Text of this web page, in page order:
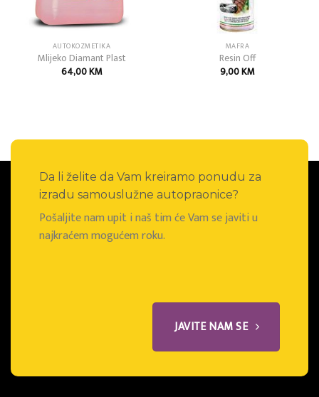
AUTOKOZMETIKA
Mlijeko Diamant Plast
64,00KM
MAFRA
Resin Off
9,00KM
Da li želite da Vam kreiramo ponudu za
izradu samouslužne autopraonice?
Pošaljite nam upit i naš tim će Vam se javiti u
najkraćem mogućem roku.
JAVITE NAM SE